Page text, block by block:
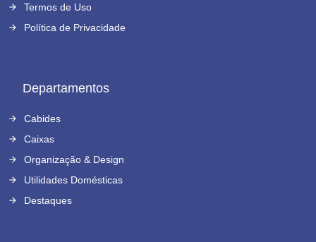
Termos de Uso
Política de Privacidade
Departamentos
Cabides
Caixas
Organização & Design
Utilidades Domésticas
Destaques